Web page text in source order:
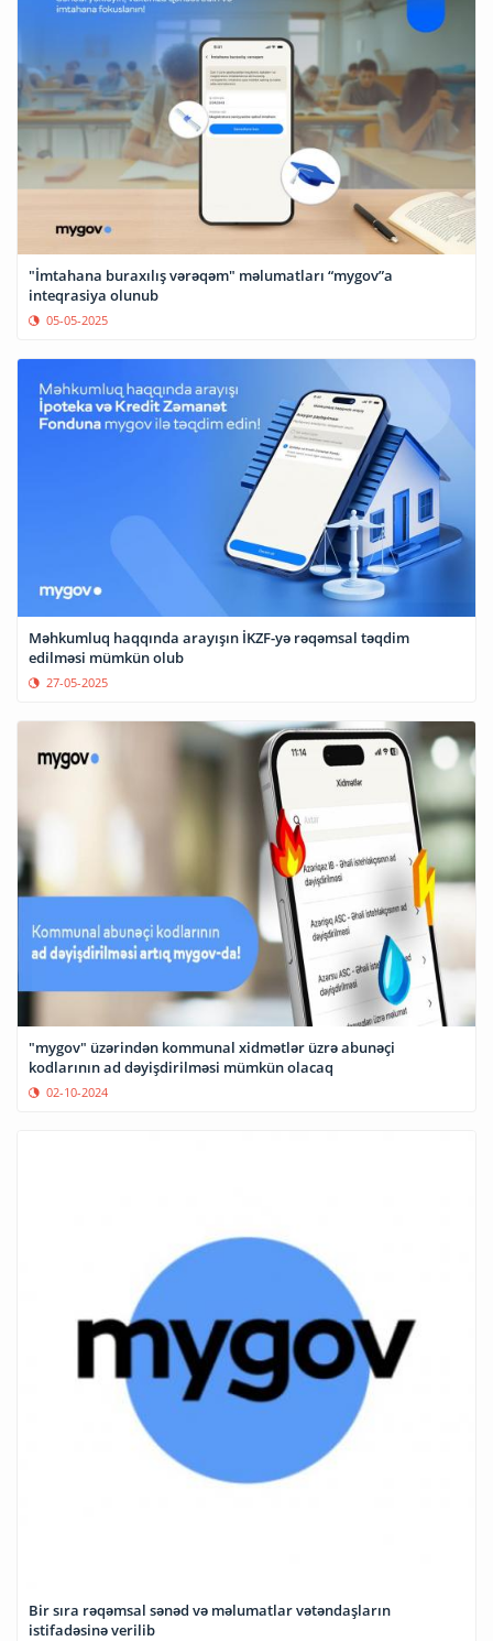
"İmtahana buraxılış vərəqəm" məlumatları “mygov”a
inteqrasiya olunub
05-05-2025
Məhkumluq haqqında arayışın İKZF-yə rəqəmsal təqdim
edilməsi mümkün olub
27-05-2025
"mygov" üzərindən kommunal xidmətlər üzrə abunəçi
kodlarının ad dəyişdirilməsi mümkün olacaq
02-10-2024
Bir sıra rəqəmsal sənəd və məlumatlar vətəndaşların
istifadəsinə verilib